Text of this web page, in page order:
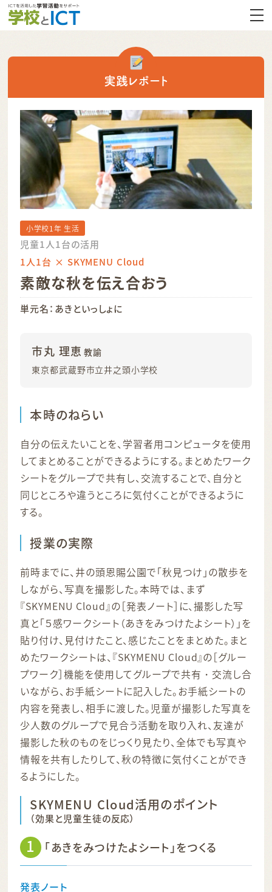
実践レポート
小学校1年 生活
児童1人1台の活用
1人1台 × SKYMENU Cloud
素敵な秋を伝え合おう
単元名：あきといっしょに
市丸 理恵 教諭
東京都武蔵野市立井之頭小学校
本時のねらい
自分の伝えたいことを、学習者用コンピュータを使用
してまとめることができるようにする。まとめたワーク
シートをグループで共有し、交流することで、自分と
同じところや違うところに気付くことができるように
する。
授業の実際
前時までに、井の頭恩賜公園で「秋見つけ」の散歩を
しながら、写真を撮影した。本時では、まず
『SKYMENU Cloud』の［発表ノート］に、撮影した写
真と「５感ワークシート（あきをみつけたよシート）」を
貼り付け、見付けたこと、感じたことをまとめた。まと
めたワークシートは、『SKYMENU Cloud』の［グルー
プワーク］機能を使用してグループで共有・交流し合
いながら、お手紙シートに記入した。お手紙シートの
内容を発表し、相手に渡した。児童が撮影した写真を
少人数のグループで見合う活動を取り入れ、友達が
撮影した秋のものをじっくり見たり、全体でも写真や
情報を共有したりして、秋の特徴に気付くことができ
るようにした。
SKYMENU Cloud活用のポイント
（効果と児童生徒の反応）
1 「あきをみつけたよシート」をつくる
発表ノート